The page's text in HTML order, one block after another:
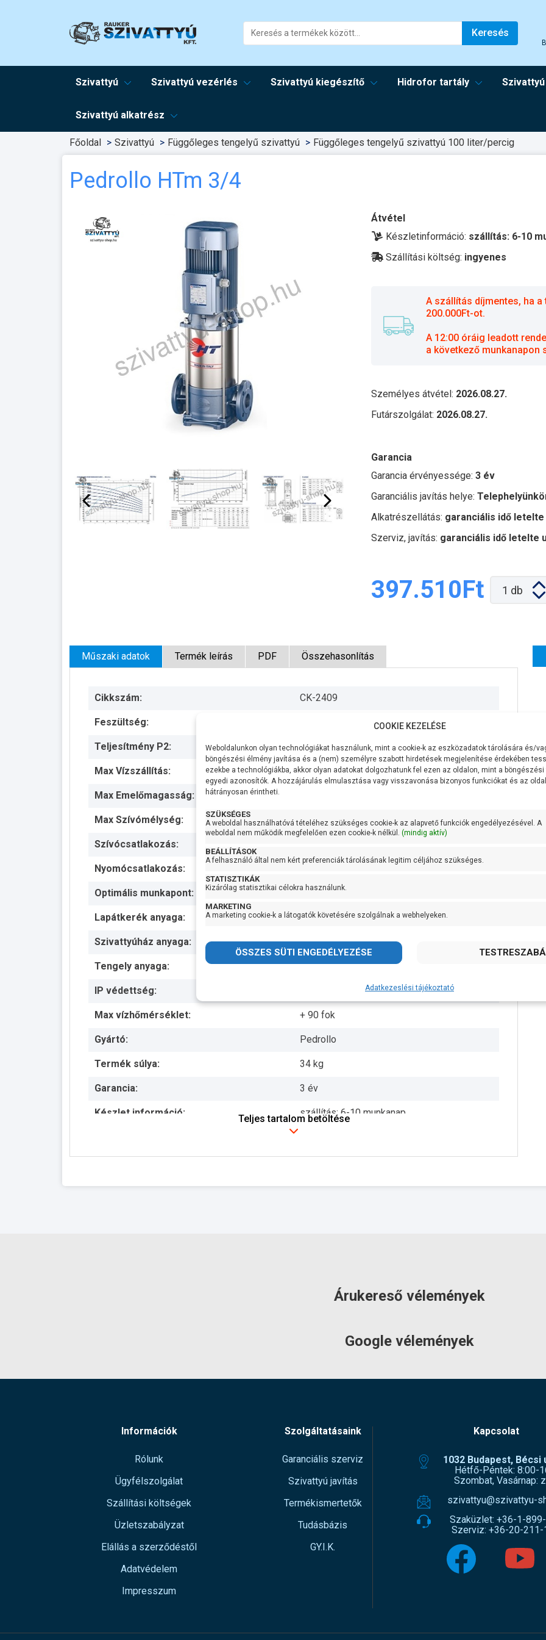
Keresés
Szivattyú Szivattyú vezérlés Szivattyú kiegészítő Hidrofor tartály
Szivattyú alkatrész
Főoldal Szivattyú Függőleges tengelyű szivattyú Függőleges tengelyű szivattyú 100 liter/percig
Pedrollo HTm 3/4
Átvétel
Készletinformáció: szállítás: 6-10
Szállítási költség: ingyenes
A szállítás díjmentes, ha
200.000Ft-ot.
A 12:00 óráig leadott
a következő munkanapon
Személyes átvétel: 2026.08.27.
Futárszolgálat: 2026.08.27.
Garancia
Garancia érvényessége: 3 év
Garanciális javítás helye:
Alkatrészellátás: garanciális idő letelte
Szerviz, javítás: garanciális idő letelte
397.510Ft 1 db
Műszaki adatok Termék leírás PDF Összehasonlítás
Cikkszám: CK-2409
Feszültség:
Teljesítmény P2: 750W
Max Vízszállítás: 90 liter/perc
Max Emelőmagasság:
Max Szívómélység: 7 méter
Szívócsatlakozás:
Nyomócsatlakozás: DN 25
Optimális munkapont: 45,5 méteren 60 liter/perc
Lapátkerék anyaga: AISI 304 rozsdamentes acél
Szivattyúház anyaga: Öntvény
Tengely anyaga: AISI 431 rozsdamentes acél
IP védettség:
Max vízhőmérséklet: + 90 fok
Gyártó: Pedrollo
Termék súlya: 34 kg
Garancia: 3 év
Készlet információ: szállítás: 6-10 munkanap
Teljes tartalom betöltése
Árukereső vélemények
Google vélemények
Információk
Rólunk
Ügyfélszolgálat
Szállítási költségek
Üzletszabályzat
Elállás a szerződéstől
Adatvédelem
Impresszum
Szolgáltatásaink
Garanciális szerviz
Szivattyú javítás
Termékismertetők
Tudásbázis
GY.I.K.
Kapcsolat
1032 Budapest, Bécsi
Hétfő-Péntek: 8:00-
Szombat, Vasárnap:
szivattyu@szivattyu-
Szaküzlet: +36-1-
Szerviz: +36-20-211-
COOKIE KEZELÉSE
Weboldalunkon olyan technológiákat használunk, mint a cookie-k az eszközadatok tárolására és/
böngészési élmény javítása és a (nem) személyre szabott hirdetések megjelenítése érdekében
ezekbe a technológiákba, akkor olyan adatokat dolgozhatunk fel ezen az oldalon, mint a
egyedi azonosítók. A hozzájárulás elmulasztása vagy visszavonása bizonyos funkciókat és az
hátrányosan érintheti.
SZÜKSÉGES
A weboldal használhatóvá tételéhez szükséges cookie-k az alapvető funkciók engedélyezésével. A
weboldal nem működik megfelelően ezen cookie-k nélkül. (mindig aktív)
BEÁLLÍTÁSOK
A felhasználó által nem kért preferenciák tárolásának legitim céljához szükséges.
STATISZTIKÁK
Kizárólag statisztikai célokra használunk.
MARKETING
A marketing cookie-k a látogatók követésére szolgálnak a webhelyeken.
Adatkezeslési tájékoztató